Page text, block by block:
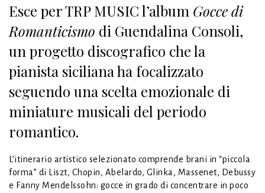
Esce per TRP MUSIC l’album Gocce di
Romanticismo di Guendalina Consoli,
un progetto discografico che la
pianista siciliana ha focalizzato
seguendo una scelta emozionale di
miniature musicali del periodo
romantico.
L’itinerario artistico selezionato comprende brani in “piccola
forma” di Liszt, Chopin, Abelardo, Glinka, Massenet, Debussy
e Fanny Mendelssohn: gocce in grado di concentrare in poco